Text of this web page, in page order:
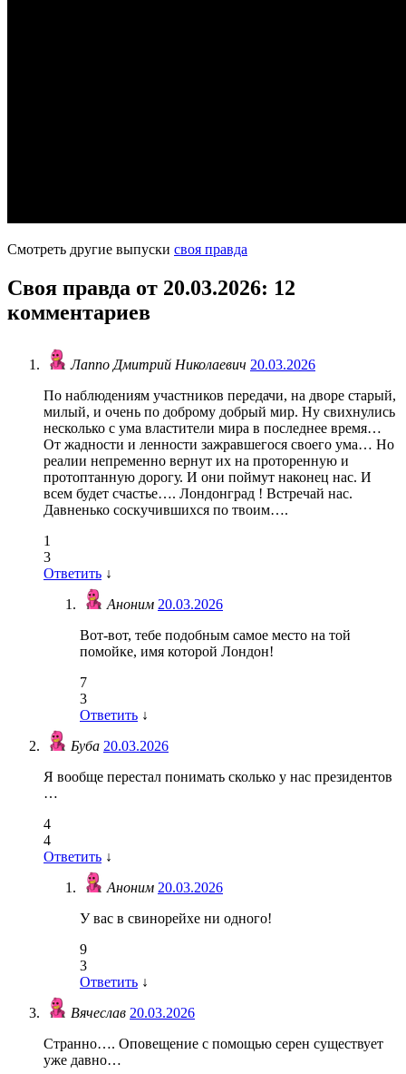
Смотреть другие выпуски своя правда
Своя правда от 20.03.2026: 12
комментариев
Лаппо Дмитрий Николаевич 20.03.2026
По наблюдениям участников передачи, на дворе старый,
милый, и очень по доброму добрый мир. Ну свихнулись
несколько с ума властители мира в последнее время…
От жадности и ленности зажравшегося своего ума… Но
реалии непременно вернут их на проторенную и
протоптанную дорогу. И они поймут наконец нас. И
всем будет счастье…. Лондонград ! Встречай нас.
Давненько соскучившихся по твоим….
1
3
Ответить ↓
Аноним 20.03.2026
Вот-вот, тебе подобным самое место на той
помойке, имя которой Лондон!
7
3
Ответить ↓
Буба 20.03.2026
Я вообще перестал понимать сколько у нас президентов
…
4
4
Ответить ↓
Аноним 20.03.2026
У вас в свинорейхе ни одного!
9
3
Ответить ↓
Вячеслав 20.03.2026
Странно…. Оповещение с помощью серен существует
уже давно…